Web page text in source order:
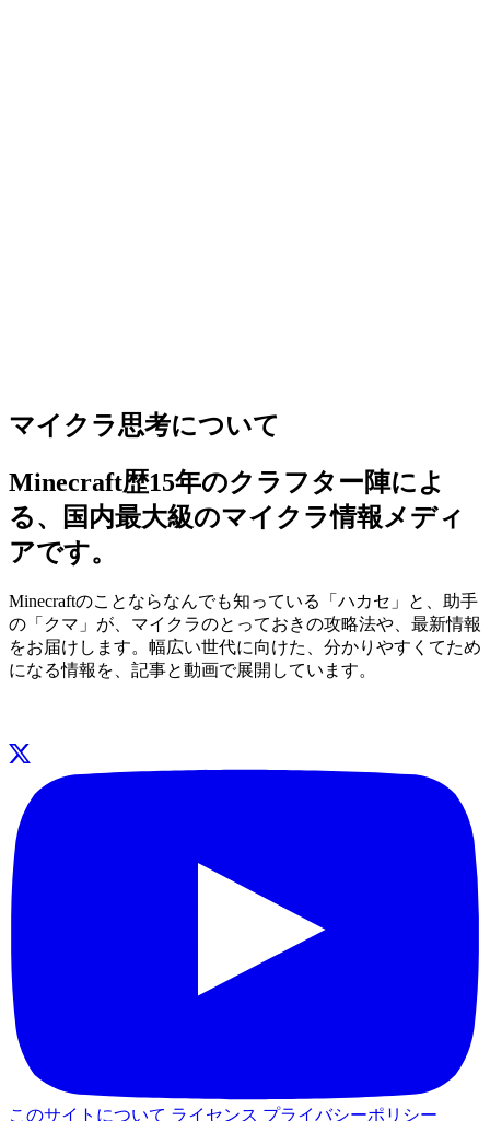
マイクラ思考について
Minecraft歴15年のクラフター陣によ
る、国内最大級のマイクラ情報メディ
アです。
Minecraftのことならなんでも知っている「ハカセ」と、助手
の「クマ」が、マイクラのとっておきの攻略法や、最新情報
をお届けします。幅広い世代に向けた、分かりやすくてため
になる情報を、記事と動画で展開しています。
このサイトについて ライセンス プライバシーポリシー